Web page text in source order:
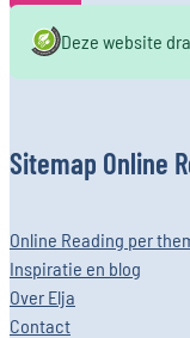
Deze website
Sitemap Online
Online Reading per
Inspiratie en blog
Over Elja
Contact